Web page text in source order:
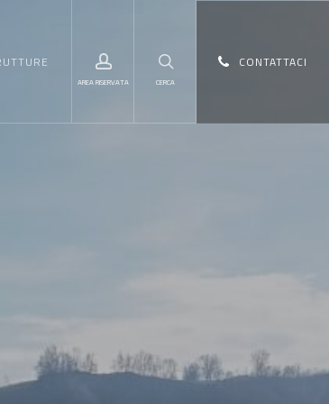
CONTATTACI
search
account